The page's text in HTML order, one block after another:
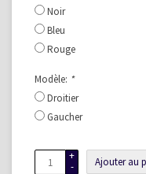
Noir
Bleu
Rouge
Modèle: *
Droitier
Gaucher
+
-
Ajouter au